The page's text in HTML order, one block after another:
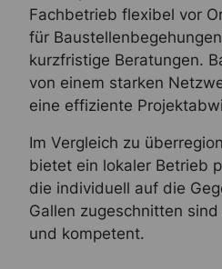
Fachbetrieb flexibel vor
für
kurzfristige Beratungen.
von einem starken
eine effiziente
Im Vergleich zu
bietet ein lokaler Betrieb
die individuell auf die
Gallen zugeschnitten
und kompetent.